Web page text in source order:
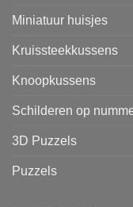
Miniatuur huisjes
Kruissteekkussens
Knoopkussens
Schilderen op
3D Puzzels
Puzzels